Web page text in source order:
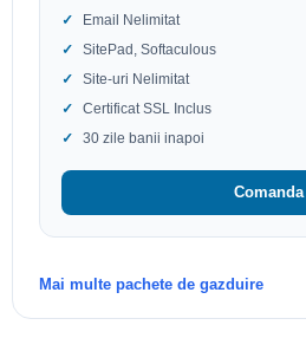
Email Nelimitat
SitePad, Softaculous
Site-uri Nelimitat
Certificat SSL Inclus
30 zile banii inapoi
Comanda
Mai multe pachete de gazduire